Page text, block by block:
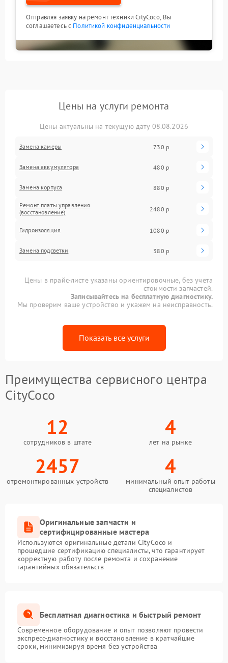
Отправляя заявку на ремонт техники CityCoco, Вы
соглашаетесь с Политикой конфиденциальности
Цены на услуги ремонта
Цены актуальны на текущую дату 08.08.2026
Замена камеры 730 р
Замена аккумулятора 480 р
Замена корпуса 880 р
Ремонт платы управления
(восстановление)
2480 р
Гидроизоляция 1080 р
Замена подсветки 380 р
Цены в прайс-листе указаны ориентировочные, без учета
стоимости запчастей.
Записывайтесь на бесплатную диагностику.
Мы проверим ваше устройство и укажем на неисправность.
Показать все услуги
Преимущества сервисного центра
CityCoco
12
сотрудников в штате
4
лет на рынке
2457
отремонтированных устройств
4
минимальный опыт работы
специалистов
Оригинальные запчасти и
сертифицированные мастера
Используются оригинальные детали CityCoco и
прошедшие сертификацию специалисты, что гарантирует
корректную работу после ремонта и сохранение
гарантийных обязательств
Бесплатная диагностика и быстрый ремонт
Современное оборудование и опыт позволяют провести
экспресс-диагностику и восстановление в кратчайшие
сроки, минимизируя время без устройства